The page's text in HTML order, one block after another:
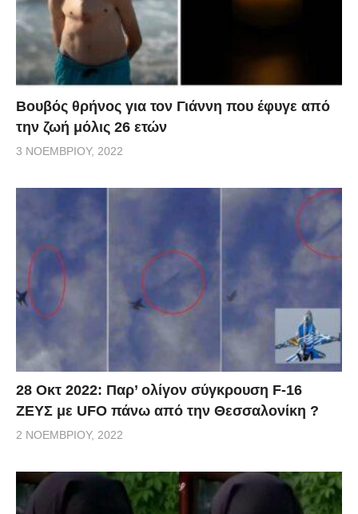
Βουβός θρήνος για τον Γιάννη που έφυγε από
την ζωή μόλις 26 ετών
3 ΝΟΕΜΒΡΊΟΥ, 2022
28 Οκτ 2022: Παρ’ ολίγον σύγκρουση F-16
ΖΕΥΣ με UFO πάνω από την Θεσσαλονίκη ?
2 ΝΟΕΜΒΡΊΟΥ, 2022